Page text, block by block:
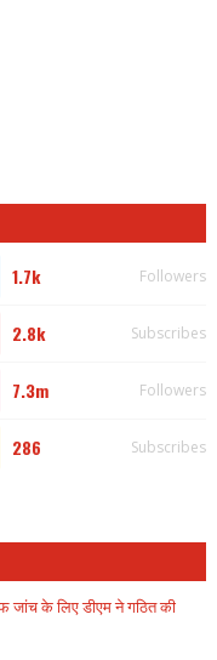
1.7k Followers
2.8k Subscribes
7.3m Followers
286 Subscribes
जांच के लिए डीएम ने गठित की